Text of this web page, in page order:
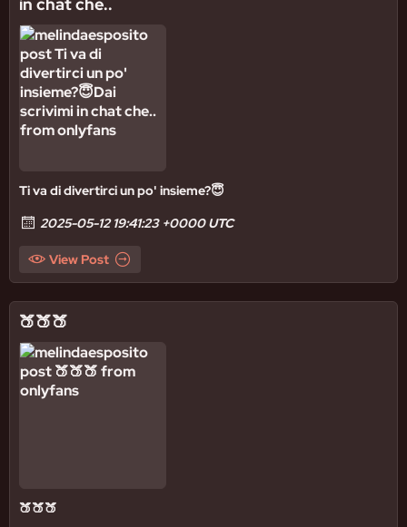
Ti va di divertirci un po' insieme?😇
2025-05-12 19:41:23 +0000 UTC
View Post
🍑🍑🍑
🍑🍑🍑